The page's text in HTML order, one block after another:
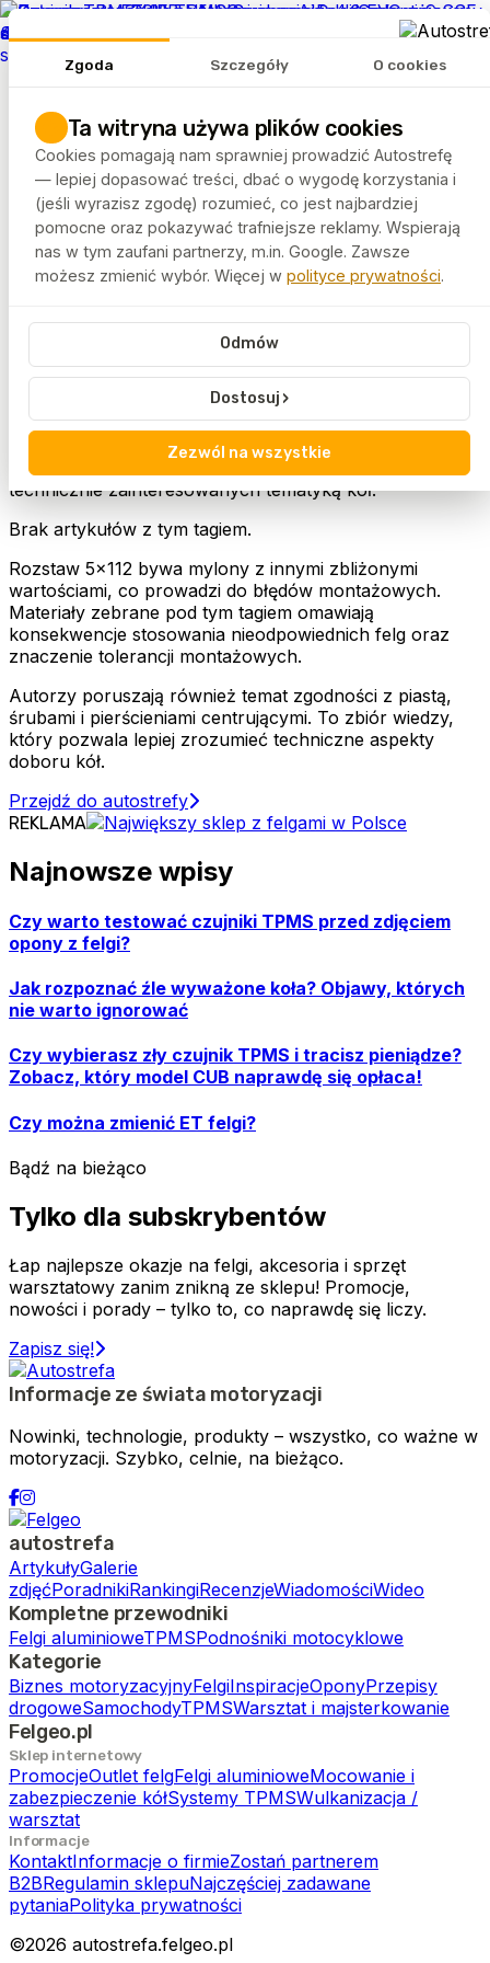
Zgoda Szczegóły O cookies
Ta witryna używa plików cookies
Cookies pomagają nam sprawniej prowadzić Autostrefę
— lepiej dopasować treści, dbać o wygodę korzystania i
(jeśli wyrazisz zgodę) rozumieć, co jest najbardziej
pomocne oraz pokazywać trafniejsze reklamy. Wspierają
nas w tym zaufani partnerzy, m.in. Google. Zawsze
możesz zmienić wybór. Więcej w polityce prywatności.
Odmów
Dostosuj ›
Zezwól na wszystkie
REKLAMA
Artykuły
Rankingi
FELGEO.PL
Autostrefa Tagi 5x112
5x112 to bardzo popularny rozstaw śrub spotykany w
wielu markach samochodów. Artykuły oznaczone tym
tagiem wyjaśniają, co oznacza ten parametr i jak wpływa
na dobór felg.
Treści skierowane są do kierowców oraz osób
technicznie zainteresowanych tematyką kół.
Brak artykułów z tym tagiem.
Rozstaw 5x112 bywa mylony z innymi zbliżonymi
wartościami, co prowadzi do błędów montażowych.
Materiały zebrane pod tym tagiem omawiają
konsekwencje stosowania nieodpowiednich felg oraz
znaczenie tolerancji montażowych.
Autorzy poruszają również temat zgodności z piastą,
śrubami i pierścieniami centrującymi. To zbiór wiedzy,
który pozwala lepiej zrozumieć techniczne aspekty
doboru kół.
Przejdź do autostrefy
REKLAMA
Najnowsze wpisy
Czy warto testować czujniki TPMS przed zdjęciem
opony z felgi?
Jak rozpoznać źle wyważone koła? Objawy, których
nie warto ignorować
Czy wybierasz zły czujnik TPMS i tracisz pieniądze?
Zobacz, który model CUB naprawdę się opłaca!
Czy można zmienić ET felgi?
Bądź na bieżąco
Tylko dla subskrybentów
Łap najlepsze okazje na felgi, akcesoria i sprzęt
warsztatowy zanim znikną ze sklepu! Promocje,
nowości i porady – tylko to, co naprawdę się liczy.
Zapisz się!
Informacje ze świata motoryzacji
Nowinki, technologie, produkty – wszystko, co ważne w
motoryzacji. Szybko, celnie, na bieżąco.
autostrefa
ArtykułyGalerie
zdjęćPoradnikiRankingiRecenzjeWiadomościWideo
Kompletne przewodniki
Felgi aluminioweTPMSPodnośniki motocyklowe
Kategorie
Biznes motoryzacyjnyFelgiInspiracjeOponyPrzepisy
drogoweSamochodyTPMSWarsztat i majsterkowanie
Felgeo.pl
Sklep internetowy
PromocjeOutlet felgFelgi aluminioweMocowanie i
zabezpieczenie kółSystemy TPMSWulkanizacja /
warsztat
Informacje
KontaktInformacje o firmieZostań partnerem
B2BRegulamin sklepuNajczęściej zadawane
pytaniaPolityka prywatności
©2026 autostrefa.felgeo.pl